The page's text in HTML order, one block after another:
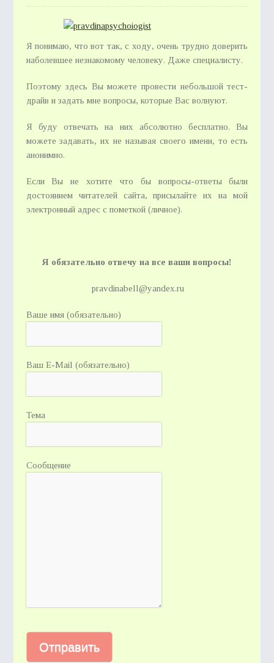
Я понимаю, что вот так, с ходу, очень трудно доверить
наболевшее незнакомому человеку. Даже специалисту.
Поэтому здесь Вы можете провести небольшой тест-
драйв и задать мне вопросы, которые Вас волнуют.
Я буду отвечать на них абсолютно бесплатно. Вы
можете задавать, их не называя своего имени, то есть
анонимно.
Если Вы не хотите что бы вопросы-ответы были
достоянием читателей сайта, присылайте их на мой
электронный адрес с пометкой (личное).
Я обязательно отвечу на все ваши вопросы!
pravdinabell@yandex.ru
Ваше имя (обязательно)
Ваш E-Mail (обязательно)
Тема
Сообщение